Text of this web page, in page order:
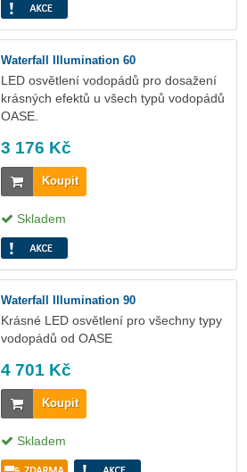
Waterfall Illumination 60
LED osvětlení vodopádů pro dosažení
krásných efektů u všech typů vodopádů
OASE.
3 176 Kč
Koupit
Skladem
Waterfall Illumination 90
Krásné LED osvětlení pro všechny typy
vodopádů od OASE
4 701 Kč
Koupit
Skladem